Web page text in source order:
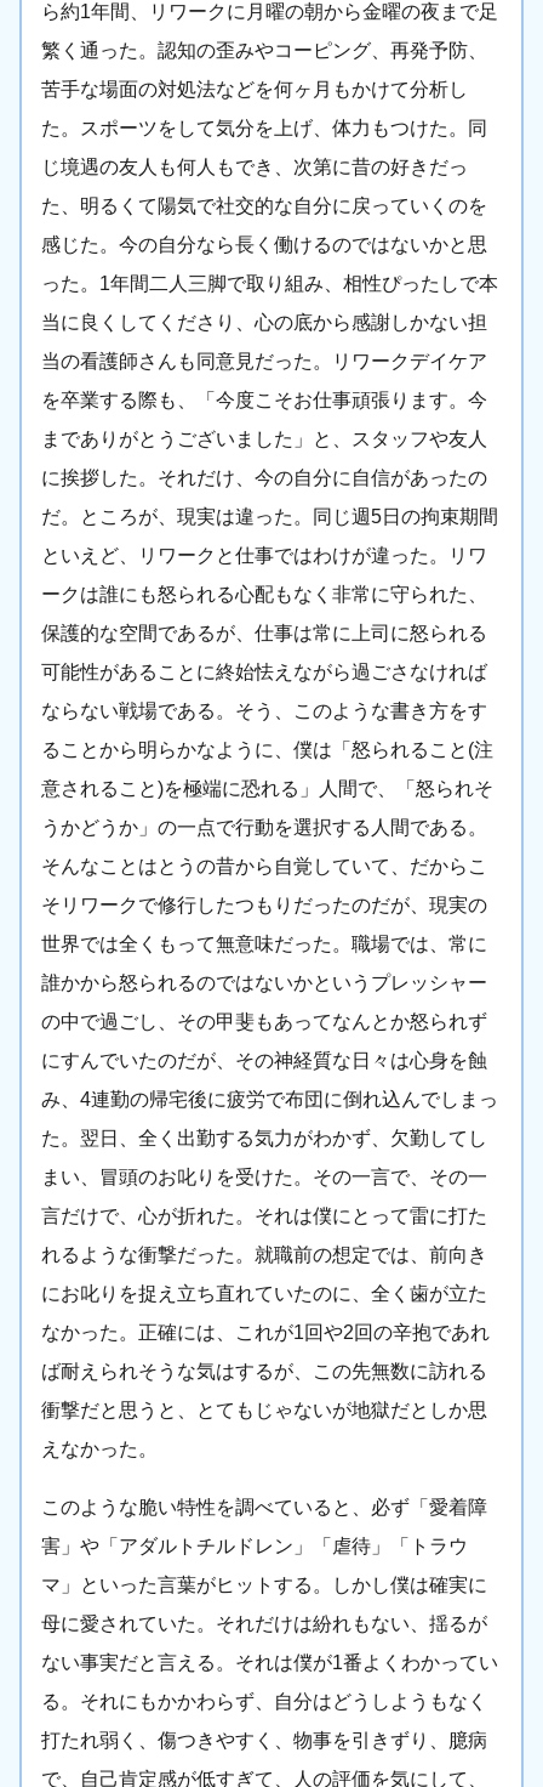
ら約1年間、リワークに月曜の朝から金曜の夜まで足
繁く通った。認知の歪みやコーピング、再発予防、
苦手な場面の対処法などを何ヶ月もかけて分析し
た。スポーツをして気分を上げ、体力もつけた。同
じ境遇の友人も何人もでき、次第に昔の好きだっ
た、明るくて陽気で社交的な自分に戻っていくのを
感じた。今の自分なら長く働けるのではないかと思
った。1年間二人三脚で取り組み、相性ぴったしで本
当に良くしてくださり、心の底から感謝しかない担
当の看護師さんも同意見だった。リワークデイケア
を卒業する際も、「今度こそお仕事頑張ります。今
までありがとうございました」と、スタッフや友人
に挨拶した。それだけ、今の自分に自信があったの
だ。ところが、現実は違った。同じ週5日の拘束期間
といえど、リワークと仕事ではわけが違った。リワ
ークは誰にも怒られる心配もなく非常に守られた、
保護的な空間であるが、仕事は常に上司に怒られる
可能性があることに終始怯えながら過ごさなければ
ならない戦場である。そう、このような書き方をす
ることから明らかなように、僕は「怒られること(注
意されること)を極端に恐れる」人間で、「怒られそ
うかどうか」の一点で行動を選択する人間である。
そんなことはとうの昔から自覚していて、だからこ
そリワークで修行したつもりだったのだが、現実の
世界では全くもって無意味だった。職場では、常に
誰かから怒られるのではないかというプレッシャー
の中で過ごし、その甲斐もあってなんとか怒られず
にすんでいたのだが、その神経質な日々は心身を蝕
み、4連勤の帰宅後に疲労で布団に倒れ込んでしまっ
た。翌日、全く出勤する気力がわかず、欠勤してし
まい、冒頭のお叱りを受けた。その一言で、その一
言だけで、心が折れた。それは僕にとって雷に打た
れるような衝撃だった。就職前の想定では、前向き
にお叱りを捉え立ち直れていたのに、全く歯が立た
なかった。正確には、これが1回や2回の辛抱であれ
ば耐えられそうな気はするが、この先無数に訪れる
衝撃だと思うと、とてもじゃないが地獄だとしか思
えなかった。
このような脆い特性を調べていると、必ず「愛着障
害」や「アダルトチルドレン」「虐待」「トラウ
マ」といった言葉がヒットする。しかし僕は確実に
母に愛されていた。それだけは紛れもない、揺るが
ない事実だと言える。それは僕が1番よくわかってい
る。それにもかかわらず、自分はどうしようもなく
打たれ弱く、傷つきやすく、物事を引きずり、臆病
で、自己肯定感が低すぎて、人の評価を気にして、